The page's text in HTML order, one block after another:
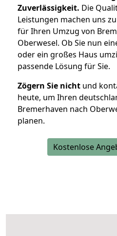
Zuverlässigkeit. Die
Leistungen machen uns
für Ihren Umzug von
Oberwesel. Ob Sie nun
oder ein großes Haus
passende Lösung für Sie.
Zögern Sie nicht und
heute, um Ihren
Bremerhaven nach
planen.
Kostenlose